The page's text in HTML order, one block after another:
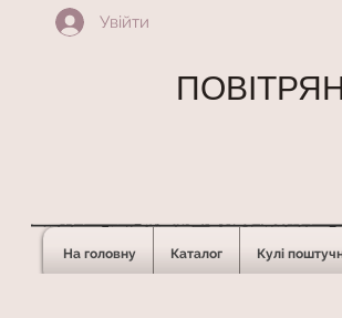
Увійти
На головну Каталог Кулі